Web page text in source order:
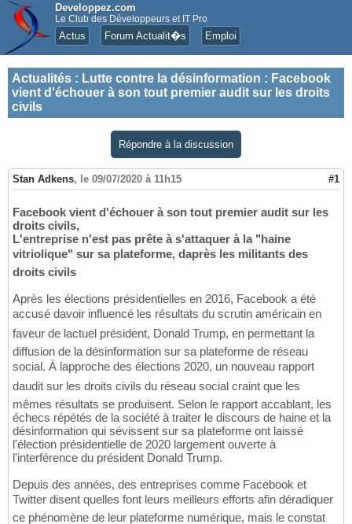
Developpez.com
Le Club des Développeurs et IT Pro
Actus Forum Actualit�s Emploi
Actualités : Lutte contre la désinformation : Facebook
vient d'échouer à son tout premier audit sur les droits
civils
Répondre à la discussion
Stan Adkens, le 09/07/2020 à 11h15 #1
Facebook vient d'échouer à son tout premier audit sur les
droits civils,
L'entreprise n'est pas prête à s'attaquer à la "haine
vitriolique" sur sa plateforme, daprès les militants des
droits civils
Après les élections présidentielles en 2016, Facebook a été
accusé davoir influencé les résultats du scrutin américain en
faveur de lactuel président, Donald Trump, en permettant la
diffusion de la désinformation sur sa plateforme de réseau
social. À lapproche des élections 2020, un nouveau rapport
daudit sur les droits civils du réseau social craint que les
mêmes résultats se produisent. Selon le rapport accablant, les
échecs répétés de la société à traiter le discours de haine et la
désinformation qui sévissent sur sa plateforme ont laissé
l'élection présidentielle de 2020 largement ouverte à
l'interférence du président Donald Trump.
Depuis des années, des entreprises comme Facebook et
Twitter disent quelles font leurs meilleurs efforts afin déradiquer
ce phénomène de leur plateforme numérique, mais le constat